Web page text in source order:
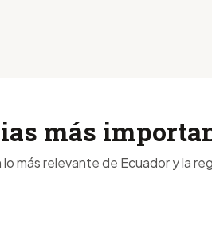
más
más relevante de Ecuador y la